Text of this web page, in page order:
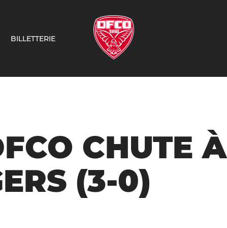
BILLETTERIE
CHUTE À
(3-0)